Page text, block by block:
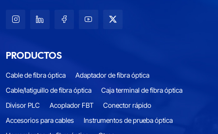
PRODUCTOS
Cable de fibra óptica
Adaptador de fibra óptica
Cable/latiguillo de fibra óptica
Caja terminal de fibra óptica
Divisor PLC
Acoplador FBT
Conector rápido
Accesorios para cables
Instrumentos de prueba óptica